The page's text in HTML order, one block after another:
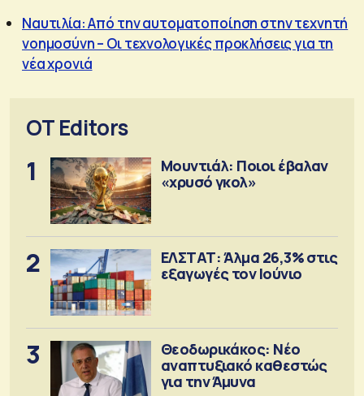
Ναυτιλία: Από την αυτοματοποίηση στην τεχνητή
νοημοσύνη – Οι τεχνολογικές προκλήσεις για τη
νέα χρονιά
OT Editors
1
Μουντιάλ: Ποιοι έβαλαν
«χρυσό γκολ»
2
ΕΛΣΤΑΤ: Άλμα 26,3% στις
εξαγωγές τον Ιούνιο
3
Θεοδωρικάκος: Νέο
αναπτυξιακό καθεστώς
για την Άμυνα